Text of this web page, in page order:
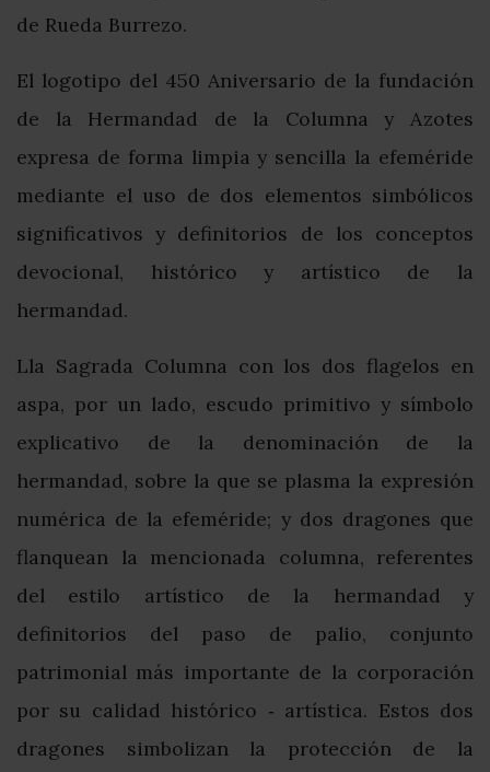
de Rueda Burrezo.
El logotipo del 450 Aniversario de la fundación
de la Hermandad de la Columna y Azotes
expresa de forma limpia y sencilla la efeméride
mediante el uso de dos elementos simbólicos
significativos y definitorios de los conceptos
devocional, histórico y artístico de la
hermandad.
Lla Sagrada Columna con los dos flagelos en
aspa, por un lado, escudo primitivo y símbolo
explicativo de la denominación de la
hermandad, sobre la que se plasma la expresión
numérica de la efeméride; y dos dragones que
flanquean la mencionada columna, referentes
del estilo artístico de la hermandad y
definitorios del paso de palio, conjunto
patrimonial más importante de la corporación
por su calidad histórico ‐ artística. Estos dos
dragones simbolizan la protección de la